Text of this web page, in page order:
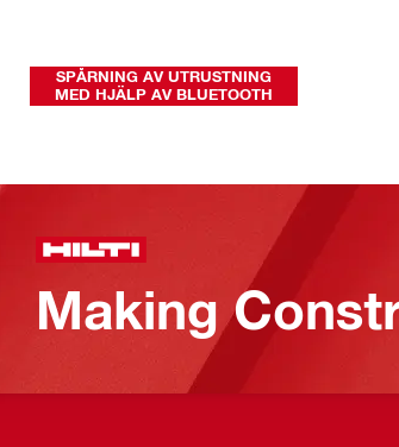
SPÅRNING AV UTRUSTNING
MED HJÄLP AV BLUETOOTH
Making